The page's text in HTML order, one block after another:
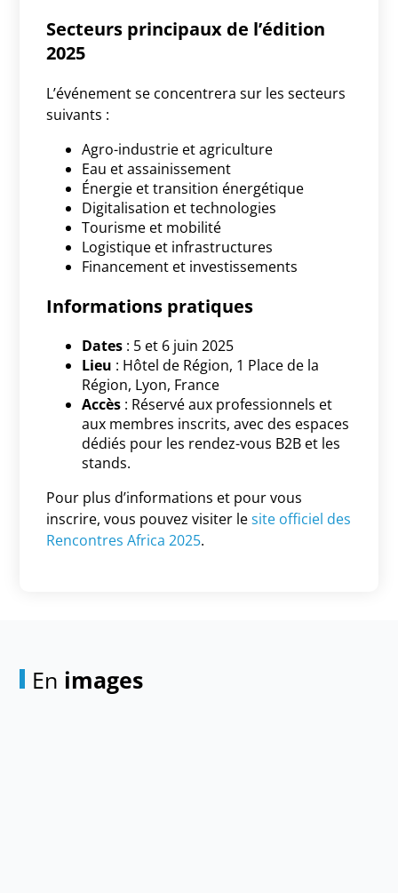
Secteurs principaux de l’édition
2025
L’événement se concentrera sur les secteurs
suivants :
Agro-industrie et agriculture
Eau et assainissement
Énergie et transition énergétique
Digitalisation et technologies
Tourisme et mobilité
Logistique et infrastructures
Financement et investissements
Informations pratiques
Dates : 5 et 6 juin 2025
Lieu : Hôtel de Région, 1 Place de la
Région, Lyon, France
Accès : Réservé aux professionnels et
aux membres inscrits, avec des espaces
dédiés pour les rendez-vous B2B et les
stands.
Pour plus d’informations et pour vous
inscrire, vous pouvez visiter lesite officiel des
Rencontres Africa 2025.
En images